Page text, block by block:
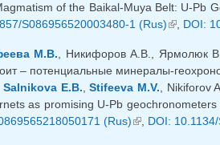
of the Baikal-Muya Belt: U-Pb
S086956520003480-1 (Rus)(внешняя
, DOI:
М.В., Никифоров А.В., Ярмолюк
– потенциальные минералы-
Salnikova E.B.,Stifeeva M.V., Nikiforov
as promising U-Pb
(Rus)(внешняя
, DOI: